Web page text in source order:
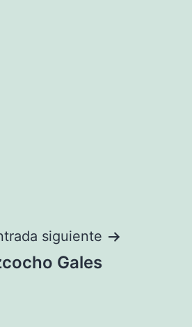
siguiente
Gales